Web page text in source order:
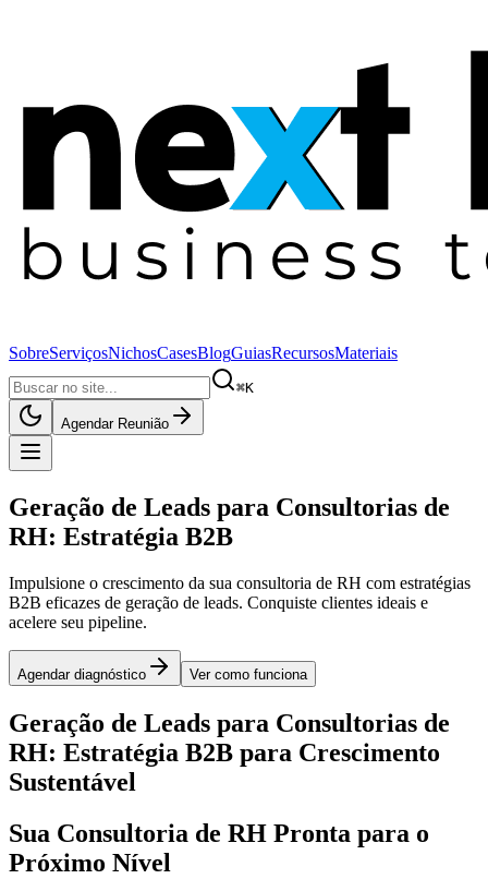
SobreServiçosNichosCasesBlogGuiasRecursosMateriais
⌘K
Agendar Reunião
Geração de Leads para Consultorias de
RH: Estratégia B2B
Impulsione o crescimento da sua consultoria de RH com estratégias
B2B eficazes de geração de leads. Conquiste clientes ideais e
acelere seu pipeline.
Agendar diagnóstico Ver como funciona
Geração de Leads para Consultorias de
RH: Estratégia B2B para Crescimento
Sustentável
Sua Consultoria de RH Pronta para o
Próximo Nível